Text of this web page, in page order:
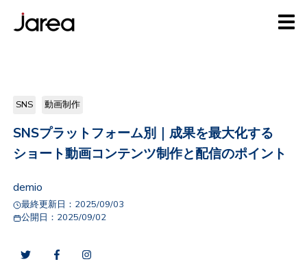
SNS 動画制作
SNSプラットフォーム別｜成果を最大化する
ショート動画コンテンツ制作と配信のポイント
demio
最終更新日： 2025/09/03
公開日： 2025/09/02